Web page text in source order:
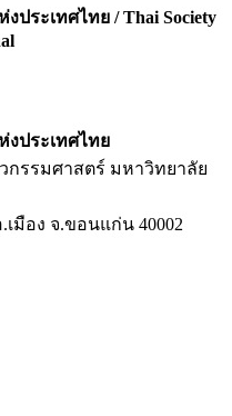
ประเทศไทย / Thai Society
ประเทศไทย
รรมศาสตร์ มหาวิทยาลัย
มือง จ.ขอนแก่น 40002